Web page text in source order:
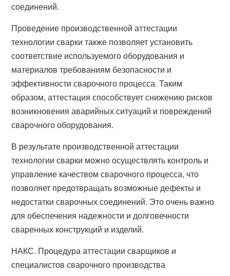
соединений.
Проведение производственной аттестации
технологии сварки также позволяет установить
соответствие используемого оборудования и
материалов требованиям безопасности и
эффективности сварочного процесса. Таким
образом, аттестация способствует снижению рисков
возникновения аварийных ситуаций и повреждений
сварочного оборудования.
В результате производственной аттестации
технологии сварки можно осуществлять контроль и
управление качеством сварочного процесса, что
позволяет предотвращать возможные дефекты и
недостатки сварочных соединений. Это очень важно
для обеспечения надежности и долговечности
сваренных конструкций и изделий.
НАКС. Процедура аттестации сварщиков и
специалистов сварочного производства